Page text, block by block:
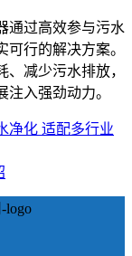
通过高效参与污水
行的解决方案。
减少污水排放，
入强劲动力。
净化 适配多行业